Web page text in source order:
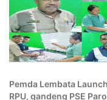
Pemda Lembata
RPU, gandeng PSE